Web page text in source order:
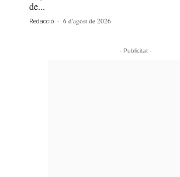
de...
Redacció - 6 d'agost de 2026
- Publicitat -